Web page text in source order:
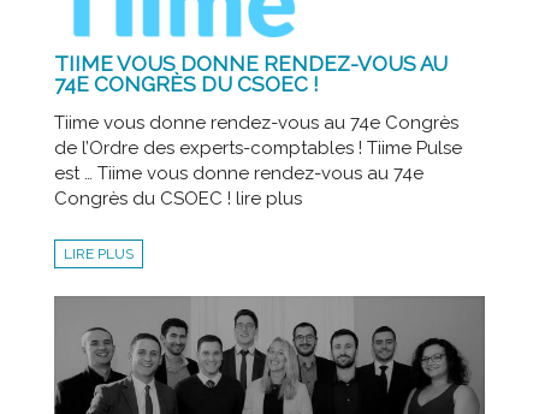
TIIME VOUS DONNE RENDEZ-VOUS AU
74E CONGRÈS DU CSOEC !
Tiime vous donne rendez-vous au 74e Congrès
de l’Ordre des experts-comptables ! Tiime Pulse
est … Tiime vous donne rendez-vous au 74e
Congrès du CSOEC ! lire plus
LIRE PLUS